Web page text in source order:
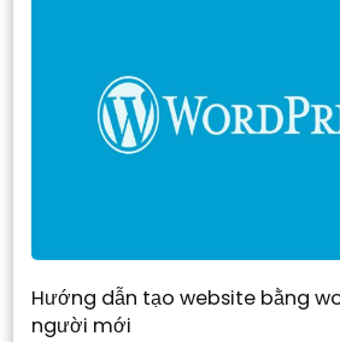
Hướng dẫn tạo website bằng
người mới